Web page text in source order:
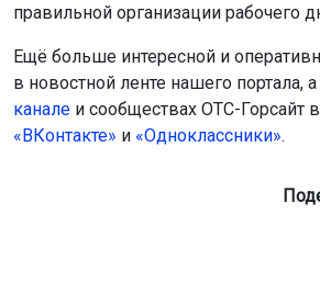
правильной организации рабочего
Ещё больше интересной и
в новостной ленте нашего портала,
канале и сообществах ОТС-Горсайт
«ВКонтакте» и «Одноклассники».